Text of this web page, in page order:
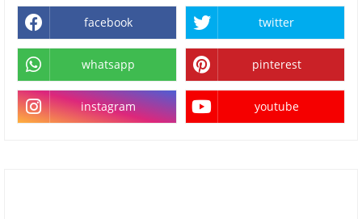
facebook twitter
whatsapp pinterest
instagram youtube